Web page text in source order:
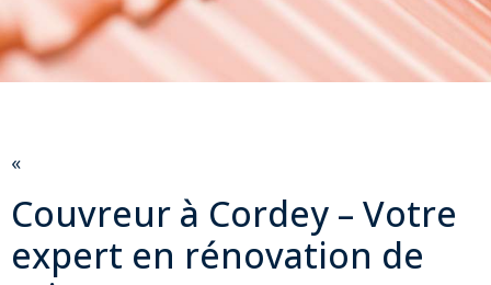
«
Couvreur à Cordey – Votre
expert en rénovation de